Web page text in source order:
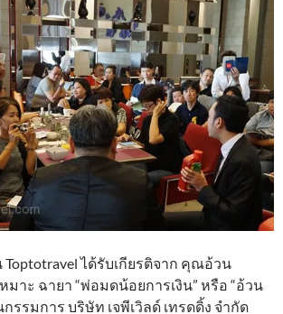
ได้รับเกียรติจาก คุณอ้วน
มาะ ฉายา “พ่อมดน้อยการเงิน” หรือ “อ้วน
รรมการ บริษัท เจพีเวิลด์ เทรดดิ้ง จำกัด